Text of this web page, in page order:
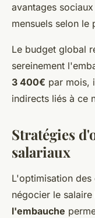
avantages
mensuels selon le
Le budget global
sereinement
3 400€ par mois,
indirects liés à ce
Stratégies
salariaux
L'optimisation des
négocier le
l'embauche